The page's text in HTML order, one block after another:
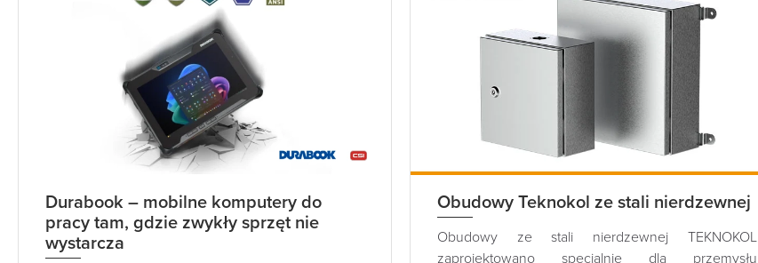
Durabook – mobilne komputery do
pracy tam, gdzie zwykły sprzęt nie
wystarcza
Obudowy Teknokol ze stali nierdzewnej
Obudowy ze stali nierdzewnej TEKNOKOL
zaprojektowano specjalnie dla przemysłu